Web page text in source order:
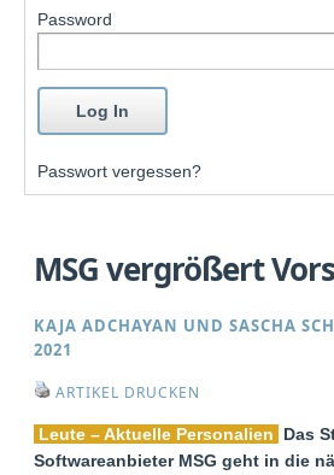
Password
Passwort vergessen?
MSG vergrößert
KAJA ADCHAYAN UNDSASCHA
2021
ARTIKEL DRUCKEN
Leute – Aktuelle Personalien
Das
Softwareanbieter MSG geht in die